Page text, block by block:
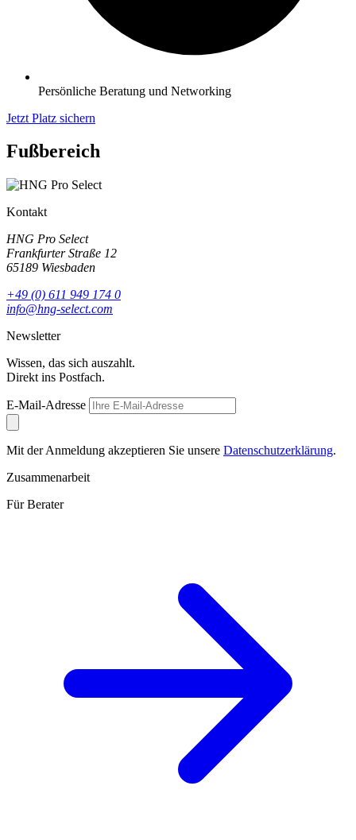
Persönliche Beratung und Networking
Jetzt Platz sichern
Fußbereich
Kontakt
HNG Pro Select
Frankfurter Straße 12
65189 Wiesbaden
+49 (0) 611 949 174 0
info@hng-select.com
Newsletter
Wissen, das sich auszahlt.
Direkt ins Postfach.
E-Mail-Adresse
Mit der Anmeldung akzeptieren Sie unsere Datenschutzerklärung.
Zusammenarbeit
Für Berater